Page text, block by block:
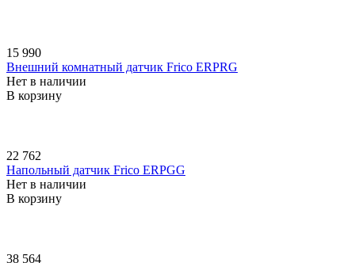
15 990
Внешний комнатный датчик Frico ERPRG
Нет в наличии
В корзину
22 762
Напольный датчик Frico ERPGG
Нет в наличии
В корзину
38 564